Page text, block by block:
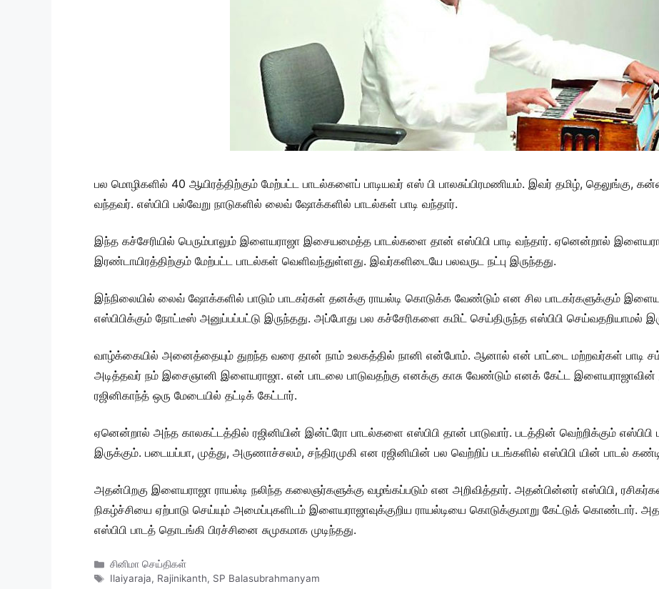
பல மொழிகளில் 40 ஆயிரத்திற்கும் மேற்பட்ட பாடல்களைப் பாடியவர் எஸ் பி பாலசுப்பிரமணியம். இவர் தமிழ்,
வந்தவர். எஸ்பிபி பல்வேறு நாடுகளில் லைவ் ஷோக்களில் பாடல்கள் பாடி வந்தார்.
இந்த கச்சேரியில் பெரும்பாலும் இளையராஜா இசையமைத்த பாடல்களை தான் எஸ்பிபி பாடி வந்தார். ஏனென்றால்
இரண்டாயிரத்திற்கும் மேற்பட்ட பாடல்கள் வெளிவந்துள்ளது. இவர்களிடையே பலவருட நட்பு இருந்தது.
இந்நிலையில் லைவ் ஷோக்களில் பாடும் பாடகர்கள் தனக்கு ராயல்டி கொடுக்க வேண்டும் என சில பாடகர்களுக்கும்
எஸ்பிபிக்கும் நோட்டீஸ் அனுப்பப்பட்டு இருந்தது. அப்போது பல கச்சேரிகளை கமிட் செய்திருந்த எஸ்பிபி செய்வதறியாமல்
வாழ்க்கையில் அனைத்தையும் துறந்த வரை தான் நாம் உலகத்தில் நானி என்போம். ஆனால் என் பாட்டை மற்றவர்கள் பாடி
அடித்தவர் நம் இசைஞானி இளையராஜா. என் பாடலை பாடுவதற்கு எனக்கு காசு வேண்டும் எனக் கேட்ட இளையராஜாவின்
ரஜினிகாந்த் ஒரு மேடையில் தட்டிக் கேட்டார்.
ஏனென்றால் அந்த காலகட்டத்தில் ரஜினியின் இன்ட்ரோ பாடல்களை எஸ்பிபி தான் பாடுவார். படத்தின் வெற்றிக்கும் எஸ்பிபி
இருக்கும். படையப்பா, முத்து, அருணாச்சலம், சந்திரமுகி என ரஜினியின் பல வெற்றிப் படங்களில் எஸ்பிபி யின் பாடல்
அதன்பிறகு இளையராஜா ராயல்டி நலிந்த கலைஞர்களுக்கு வழங்கப்படும் என அறிவித்தார். அதன்பின்னர் எஸ்பிபி,
நிகழ்ச்சியை ஏற்பாடு செய்யும் அமைப்புகளிடம் இளையராஜாவுக்குறிய ராயல்டியை கொடுக்குமாறு கேட்டுக் கொண்டார்.
எஸ்பிபி பாடத் தொடங்கி பிரச்சினை சுமுகமாக முடிந்தது.
Categories
சினிமா செய்திகள்
Tags
Ilaiyaraja, Rajinikanth, SP Balasubrahmanyam